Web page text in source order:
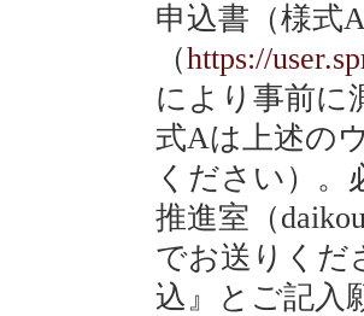
申込書（様式
（https://
により事前に
式Aは上述の
ください）。
推進室（
でお送りくだ
込』とご記入